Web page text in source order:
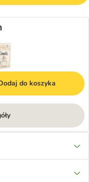
do koszyka